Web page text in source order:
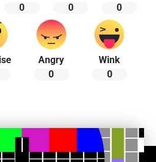
0
0
0
Angry
0
Wink
0